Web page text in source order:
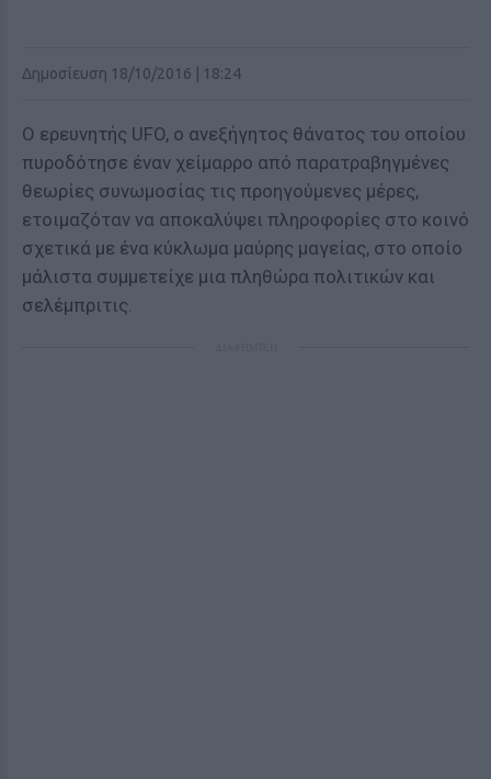
Δημοσίευση 18/10/2016 | 18:24
Ο ερευνητής UFO, ο ανεξήγητος θάνατος του οποίου
πυροδότησε έναν χείμαρρο από παρατραβηγμένες
θεωρίες συνωμοσίας τις προηγούμενες μέρες,
ετοιμαζόταν να αποκαλύψει πληροφορίες στο κοινό
σχετικά με ένα κύκλωμα μαύρης μαγείας, στο οποίο
μάλιστα συμμετείχε μια πληθώρα πολιτικών και
σελέμπριτις.